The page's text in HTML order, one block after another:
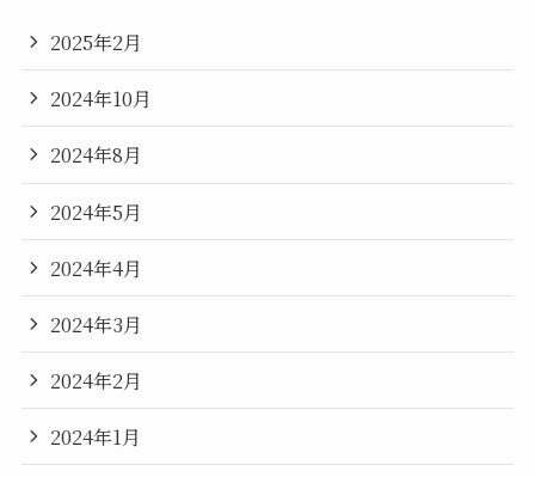
2025年2月
2024年10月
2024年8月
2024年5月
2024年4月
2024年3月
2024年2月
2024年1月